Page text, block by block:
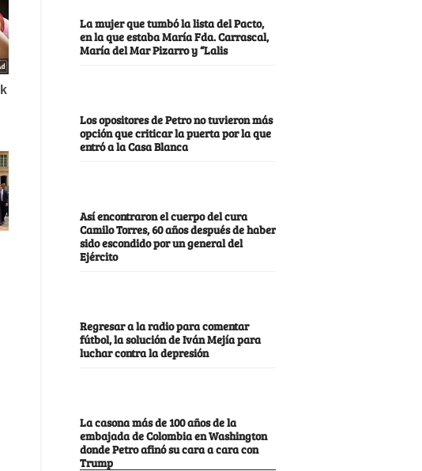
La mujer que tumbó la lista del Pacto,
en la que estaba María Fda. Carrascal,
María del Mar Pizarro y “Lalis
Los opositores de Petro no tuvieron más
opción que criticar la puerta por la que
entró a la Casa Blanca
Así encontraron el cuerpo del cura
Camilo Torres, 60 años después de haber
sido escondido por un general del
Ejército
Regresar a la radio para comentar
fútbol, la solución de Iván Mejía para
luchar contra la depresión
La casona más de 100 años de la
embajada de Colombia en Washington
donde Petro afinó su cara a cara con
Trump